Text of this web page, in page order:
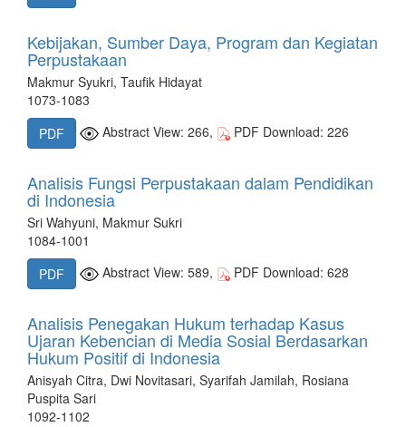
Kebijakan, Sumber Daya, Program dan Kegiatan
Perpustakaan
Makmur Syukri, Taufik Hidayat
1073-1083
PDF
Abstract View: 266, PDF Download: 226
Analisis Fungsi Perpustakaan dalam Pendidikan
di Indonesia
Sri Wahyuni, Makmur Sukri
1084-1001
PDF
Abstract View: 589, PDF Download: 628
Analisis Penegakan Hukum terhadap Kasus
Ujaran Kebencian di Media Sosial Berdasarkan
Hukum Positif di Indonesia
Anisyah Citra, Dwi Novitasari, Syarifah Jamilah, Rosiana
Puspita Sari
1092-1102